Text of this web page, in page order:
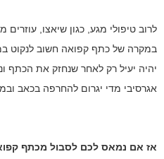
לרוב טיפולי מגע, כגון שיאצו,
במקרה של כתף קפואה חשוב לנקוט
יהיה יעיל רק לאחר שנחזק את הכתף
אגרסיבי מדי יגרום להחרפה בכאב
אז אם נמאס לכם לסבול מכתף